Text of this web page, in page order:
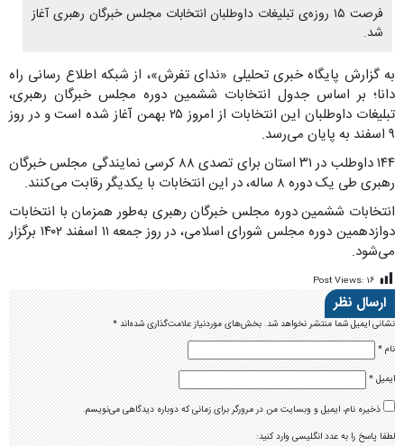
فرصت ۱۵ روزه‌ی تبلیغات داوطلبان انتخابات مجلس خبرگان رهبری آغاز
شد.
به گزارش پایگاه خبری تحلیلی «ندای تفرش»، از شبکه اطلاع رسانی راه
دانا؛ بر اساس جدول انتخابات ششمین دوره مجلس خبرگان رهبری،
تبلیغات داوطلبان این انتخابات از امروز ۲۵ بهمن آغاز شده است و در روز
۹ اسفند به پایان می‌رسد.
۱۴۴ داوطلب در ۳۱ استان برای تصدی ۸۸ کرسی نمایندگی مجلس خبرگان
رهبری طی یک دوره ۸ ساله، در این انتخابات با یکدیگر رقابت می‌کنند.
انتخابات ششمین دوره مجلس خبرگان رهبری به‌طور همزمان با انتخابات
دوازدهمین دوره مجلس شورای اسلامی، در روز جمعه ۱۱ اسفند ۱۴۰۲ برگزار
می‌شود.
Post Views: ۱۶
ارسال نظر
نشانی ایمیل شما منتشر نخواهد شد.بخش‌های موردنیاز علامت‌گذاری شده‌اند*
نام*
ایمیل*
ذخیره نام، ایمیل و وبسایت من در مرورگر برای زمانی که دوباره دیدگاهی می‌نویسم.
لطفا پاسخ را به عدد انگلیسی وارد کنید: